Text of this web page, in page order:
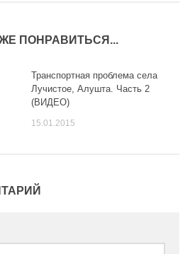
ПОНРАВИТЬСЯ...
Транспортная проблема села
Лучистое, Алушта. Часть 2
(ВИДЕО)
15.01.2015